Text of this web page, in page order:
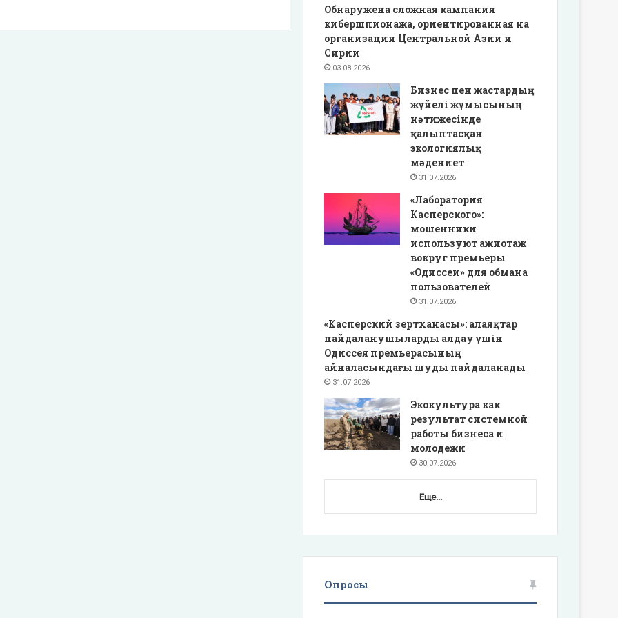
Обнаружена сложная кампания
кибершпионажа, ориентированная на
организации Центральной Азии и
Сирии
03.08.2026
Бизнес пен жастардың
жүйелі жұмысының
нәтижесінде
қалыптасқан
экологиялық
мәдениет
31.07.2026
«Лаборатория
Касперского»:
мошенники
используют ажиотаж
вокруг премьеры
«Одиссеи» для обмана
пользователей
31.07.2026
«Касперский зертханасы»: алаяқтар
пайдаланушыларды алдау үшін
Одиссея премьерасының
айналасындағы шуды пайдаланады
31.07.2026
Экокультура как
результат системной
работы бизнеса и
молодежи
30.07.2026
Еще...
Опросы